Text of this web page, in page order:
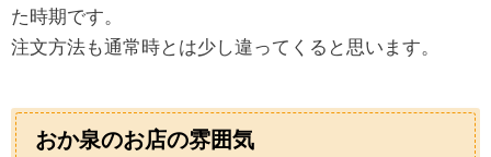
た時期です。
注文方法も通常時とは少し違ってくると思います。
おか泉のお店の雰囲気